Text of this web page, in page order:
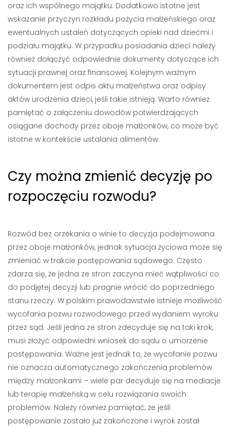
oraz ich wspólnego majątku. Dodatkowo istotne jest
wskazanie przyczyn rozkładu pożycia małżeńskiego oraz
ewentualnych ustaleń dotyczących opieki nad dziećmi i
podziału majątku. W przypadku posiadania dzieci należy
również dołączyć odpowiednie dokumenty dotyczące ich
sytuacji prawnej oraz finansowej. Kolejnym ważnym
dokumentem jest odpis aktu małżeństwa oraz odpisy
aktów urodzenia dzieci, jeśli takie istnieją. Warto również
pamiętać o załączeniu dowodów potwierdzających
osiągane dochody przez oboje małżonków, co może być
istotne w kontekście ustalania alimentów.
Czy można zmienić decyzję po
rozpoczęciu rozwodu?
Rozwód bez orzekania o winie to decyzja podejmowana
przez oboje małżonków, jednak sytuacja życiowa może się
zmieniać w trakcie postępowania sądowego. Często
zdarza się, że jedna ze stron zaczyna mieć wątpliwości co
do podjętej decyzji lub pragnie wrócić do poprzedniego
stanu rzeczy. W polskim prawodawstwie istnieje możliwość
wycofania pozwu rozwodowego przed wydaniem wyroku
przez sąd. Jeśli jedna ze stron zdecyduje się na taki krok,
musi złożyć odpowiedni wniosek do sądu o umorzenie
postępowania. Ważne jest jednak to, że wycofanie pozwu
nie oznacza automatycznego zakończenia problemów
między małżonkami – wiele par decyduje się na mediacje
lub terapię małżeńską w celu rozwiązania swoich
problemów. Należy również pamiętać, że jeśli
postępowanie zostało już zakończone i wyrok został